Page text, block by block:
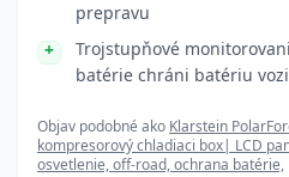
prepravu
Trojstupňové
batérie chráni batériu
Objav podobné ako Klarstein
kompresorový chladiaci box| LCD
osvetlenie, off-road, ochrana batérie,